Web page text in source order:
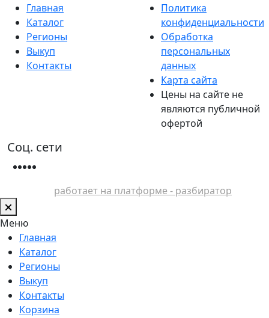
Главная
Каталог
Регионы
Выкуп
Контакты
Политика
конфиденциальности
Обработка
персональных
данных
Карта сайта
Цены на сайте не
являются публичной
офертой
Соц. сети
работает на платформе - разбиратор
Меню
Главная
Каталог
Регионы
Выкуп
Контакты
Корзина